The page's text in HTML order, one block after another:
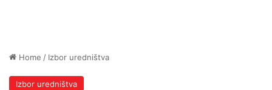
Home / Izbor uredništva
Izbor uredništva